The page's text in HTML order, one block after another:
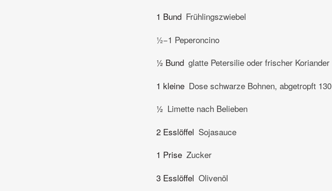
1 Bund Frühlingszwiebel
½−1 Peperoncino
½ Bund glatte Petersilie oder frischer Koriander
1 kleine Dose schwarze Bohnen, abgetropft 130
½ Limette nach Belieben
2 Esslöffel Sojasauce
1 Prise Zucker
3 Esslöffel Olivenöl